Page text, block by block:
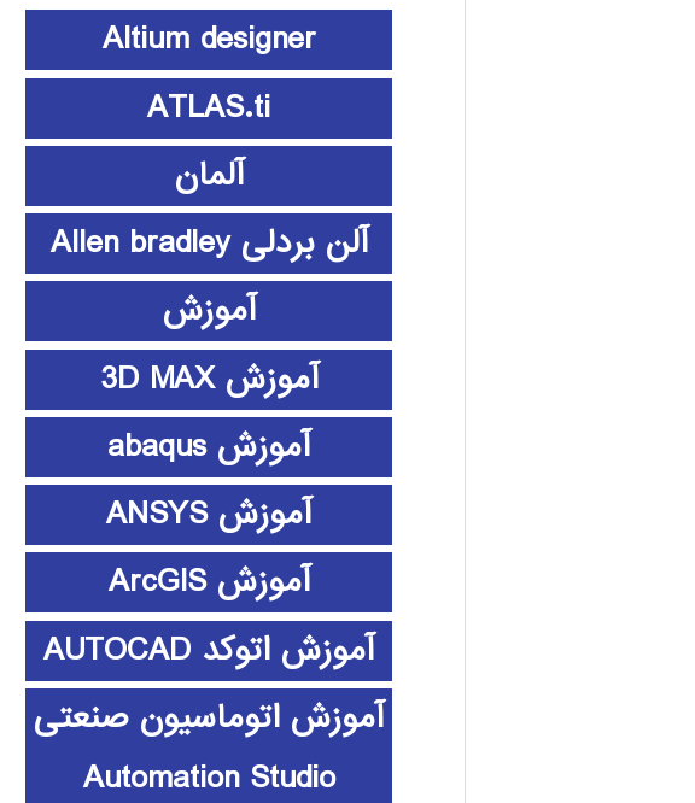
Altium designer
ATLAS.ti
آلمان
آلن بردلی Allen bradley
آموزش
آموزش 3D MAX
آموزش abaqus
آموزش ANSYS
آموزش ArcGIS
آموزش اتوکد AUTOCAD
آموزش اتوماسیون صنعتی
Automation Studio